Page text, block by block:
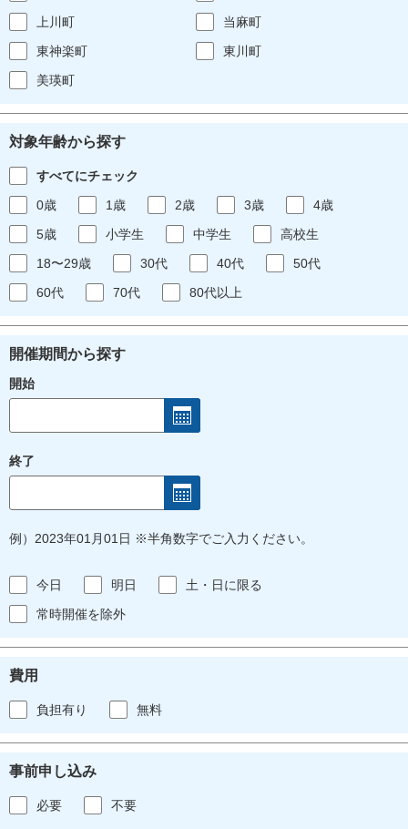
上川町
当麻町
東神楽町
東川町
美瑛町
対象年齢から探す
すべてにチェック
0歳
1歳 2歳 3歳
4歳
5歳
小学生 中学生
高校生
18〜29歳
30代 40代
50代
60代
70代 80代以上
開催期間から探す
開始
終了
例）2023年01月01日 ※半角数字でご入力ください。
今日 明日
土・日に限る
常時開催を除外
費用
負担有り 無料
事前申し込み
必要 不要